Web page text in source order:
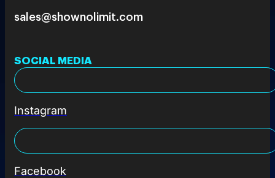
sales@shownolimit.com
SOCIAL MEDIA
Instagram
Facebook